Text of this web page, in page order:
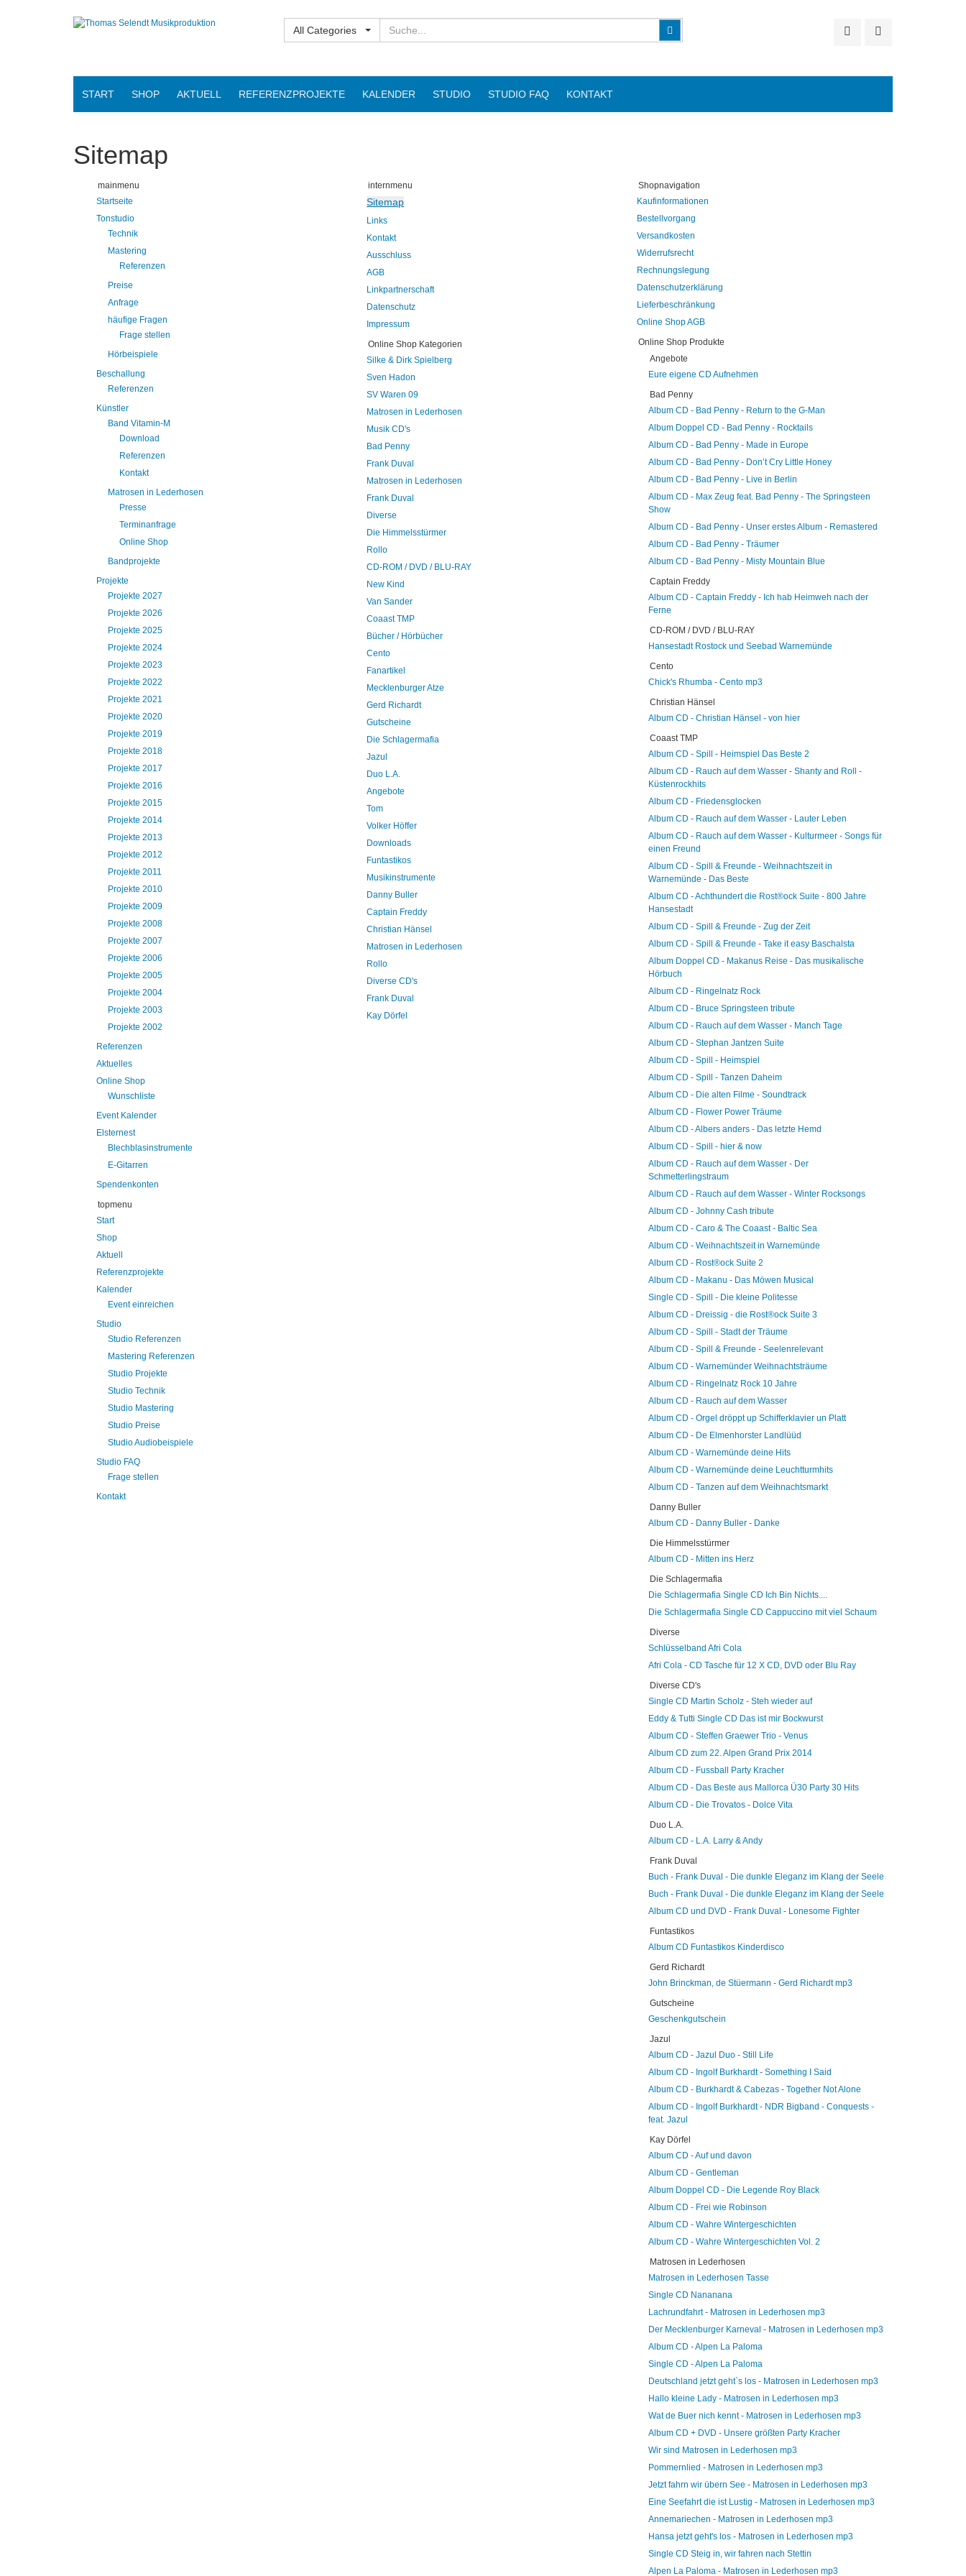
All Categories Suchen
START SHOP AKTUELL REFERENZPROJEKTE KALENDER STUDIO STUDIO FAQ KONTAKT
Sitemap
mainmenu
Startseite
Tonstudio
Technik
Mastering
Referenzen
Preise
Anfrage
häufige Fragen
Frage stellen
Hörbeispiele
Beschallung
Referenzen
Künstler
Band Vitamin-M
Download
Referenzen
Kontakt
Matrosen in Lederhosen
Presse
Terminanfrage
Online Shop
Bandprojekte
Projekte
Projekte 2027
Projekte 2026
Projekte 2025
Projekte 2024
Projekte 2023
Projekte 2022
Projekte 2021
Projekte 2020
Projekte 2019
Projekte 2018
Projekte 2017
Projekte 2016
Projekte 2015
Projekte 2014
Projekte 2013
Projekte 2012
Projekte 2011
Projekte 2010
Projekte 2009
Projekte 2008
Projekte 2007
Projekte 2006
Projekte 2005
Projekte 2004
Projekte 2003
Projekte 2002
Referenzen
Aktuelles
Online Shop
Wunschliste
Event Kalender
Elsternest
Blechblasinstrumente
E-Gitarren
Spendenkonten
topmenu
Start
Shop
Aktuell
Referenzprojekte
Kalender
Event einreichen
Studio
Studio Referenzen
Mastering Referenzen
Studio Projekte
Studio Technik
Studio Mastering
Studio Preise
Studio Audiobeispiele
Studio FAQ
Frage stellen
Kontakt
internmenu
Sitemap
Links
Kontakt
Ausschluss
AGB
Linkpartnerschaft
Datenschutz
Impressum
Online Shop Kategorien
Silke & Dirk Spielberg
Sven Hadon
SV Waren 09
Matrosen in Lederhosen
Musik CD's
Bad Penny
Frank Duval
Matrosen in Lederhosen
Frank Duval
Diverse
Die Himmelsstürmer
Rollo
CD-ROM / DVD / BLU-RAY
New Kind
Van Sander
Coaast TMP
Bücher / Hörbücher
Cento
Fanartikel
Mecklenburger Atze
Gerd Richardt
Gutscheine
Die Schlagermafia
Jazul
Duo L.A.
Angebote
Tom
Volker Höffer
Downloads
Funtastikos
Musikinstrumente
Danny Buller
Captain Freddy
Christian Hänsel
Matrosen in Lederhosen
Rollo
Diverse CD's
Frank Duval
Kay Dörfel
Shopnavigation
Kaufinformationen
Bestellvorgang
Versandkosten
Widerrufsrecht
Rechnungslegung
Datenschutzerklärung
Lieferbeschränkung
Online Shop AGB
Online Shop Produkte
Angebote
Eure eigene CD Aufnehmen
Bad Penny
Album CD - Bad Penny - Return to the G-Man
Album Doppel CD - Bad Penny - Rocktails
Album CD - Bad Penny - Made in Europe
Album CD - Bad Penny - Don’t Cry Little Honey
Album CD - Bad Penny - Live in Berlin
Album CD - Max Zeug feat. Bad Penny - The Springsteen
Show
Album CD - Bad Penny - Unser erstes Album - Remastered
Album CD - Bad Penny - Träumer
Album CD - Bad Penny - Misty Mountain Blue
Captain Freddy
Album CD - Captain Freddy - Ich hab Heimweh nach der
Ferne
CD-ROM / DVD / BLU-RAY
Hansestadt Rostock und Seebad Warnemünde
Cento
Chick's Rhumba - Cento mp3
Christian Hänsel
Album CD - Christian Hänsel - von hier
Coaast TMP
Album CD - Spill - Heimspiel Das Beste 2
Album CD - Rauch auf dem Wasser - Shanty and Roll -
Küstenrockhits
Album CD - Friedensglocken
Album CD - Rauch auf dem Wasser - Lauter Leben
Album CD - Rauch auf dem Wasser - Kulturmeer - Songs für
einen Freund
Album CD - Spill & Freunde - Weihnachtszeit in
Warnemünde - Das Beste
Album CD - Achthundert die Rost®ock Suite - 800 Jahre
Hansestadt
Album CD - Spill & Freunde - Zug der Zeit
Album CD - Spill & Freunde - Take it easy Baschalsta
Album Doppel CD - Makanus Reise - Das musikalische
Hörbuch
Album CD - Ringelnatz Rock
Album CD - Bruce Springsteen tribute
Album CD - Rauch auf dem Wasser - Manch Tage
Album CD - Stephan Jantzen Suite
Album CD - Spill - Heimspiel
Album CD - Spill - Tanzen Daheim
Album CD - Die alten Filme - Soundtrack
Album CD - Flower Power Träume
Album CD - Albers anders - Das letzte Hemd
Album CD - Spill - hier & now
Album CD - Rauch auf dem Wasser - Der
Schmetterlingstraum
Album CD - Rauch auf dem Wasser - Winter Rocksongs
Album CD - Johnny Cash tribute
Album CD - Caro & The Coaast - Baltic Sea
Album CD - Weihnachtszeit in Warnemünde
Album CD - Rost®ock Suite 2
Album CD - Makanu - Das Möwen Musical
Single CD - Spill - Die kleine Politesse
Album CD - Dreissig - die Rost®ock Suite 3
Album CD - Spill - Stadt der Träume
Album CD - Spill & Freunde - Seelenrelevant
Album CD - Warnemünder Weihnachtsträume
Album CD - Ringelnatz Rock 10 Jahre
Album CD - Rauch auf dem Wasser
Album CD - Orgel dröppt up Schifferklavier un Platt
Album CD - De Elmenhorster Landlüüd
Album CD - Warnemünde deine Hits
Album CD - Warnemünde deine Leuchtturmhits
Album CD - Tanzen auf dem Weihnachtsmarkt
Danny Buller
Album CD - Danny Buller - Danke
Die Himmelsstürmer
Album CD - Mitten ins Herz
Die Schlagermafia
Die Schlagermafia Single CD Ich Bin Nichts....
Die Schlagermafia Single CD Cappuccino mit viel Schaum
Diverse
Schlüsselband Afri Cola
Afri Cola - CD Tasche für 12 X CD, DVD oder Blu Ray
Diverse CD's
Single CD Martin Scholz - Steh wieder auf
Eddy & Tutti Single CD Das ist mir Bockwurst
Album CD - Steffen Graewer Trio - Venus
Album CD zum 22. Alpen Grand Prix 2014
Album CD - Fussball Party Kracher
Album CD - Das Beste aus Mallorca Ü30 Party 30 Hits
Album CD - Die Trovatos - Dolce Vita
Duo L.A.
Album CD - L.A. Larry & Andy
Frank Duval
Buch - Frank Duval - Die dunkle Eleganz im Klang der Seele
Buch - Frank Duval - Die dunkle Eleganz im Klang der Seele
Album CD und DVD - Frank Duval - Lonesome Fighter
Funtastikos
Album CD Funtastikos Kinderdisco
Gerd Richardt
John Brinckman, de Stüermann - Gerd Richardt mp3
Gutscheine
Geschenkgutschein
Jazul
Album CD - Jazul Duo - Still Life
Album CD - Ingolf Burkhardt - Something I Said
Album CD - Burkhardt & Cabezas - Together Not Alone
Album CD - Ingolf Burkhardt - NDR Bigband - Conquests -
feat. Jazul
Kay Dörfel
Album CD - Auf und davon
Album CD - Gentleman
Album Doppel CD - Die Legende Roy Black
Album CD - Frei wie Robinson
Album CD - Wahre Wintergeschichten
Album CD - Wahre Wintergeschichten Vol. 2
Matrosen in Lederhosen
Matrosen in Lederhosen Tasse
Single CD Nananana
Lachrundfahrt - Matrosen in Lederhosen mp3
Der Mecklenburger Karneval - Matrosen in Lederhosen mp3
Album CD - Alpen La Paloma
Single CD - Alpen La Paloma
Deutschland jetzt geht`s los - Matrosen in Lederhosen mp3
Hallo kleine Lady - Matrosen in Lederhosen mp3
Wat de Buer nich kennt - Matrosen in Lederhosen mp3
Album CD + DVD - Unsere größten Party Kracher
Wir sind Matrosen in Lederhosen mp3
Pommernlied - Matrosen in Lederhosen mp3
Jetzt fahrn wir übern See - Matrosen in Lederhosen mp3
Eine Seefahrt die ist Lustig - Matrosen in Lederhosen mp3
Annemariechen - Matrosen in Lederhosen mp3
Hansa jetzt geht's los - Matrosen in Lederhosen mp3
Single CD Steig in, wir fahren nach Stettin
Alpen La Paloma - Matrosen in Lederhosen mp3